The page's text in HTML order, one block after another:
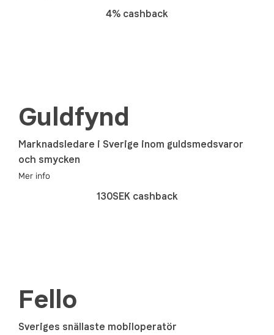
4% cashback
Guldfynd
Marknadsledare i Sverige inom guldsmedsvaror
och smycken
Mer info
130SEK cashback
Fello
Sveriges snällaste mobiloperatör